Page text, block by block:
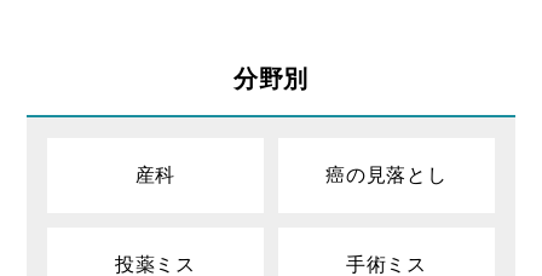
分野別
産科 癌の見落とし
投薬ミス 手術ミス